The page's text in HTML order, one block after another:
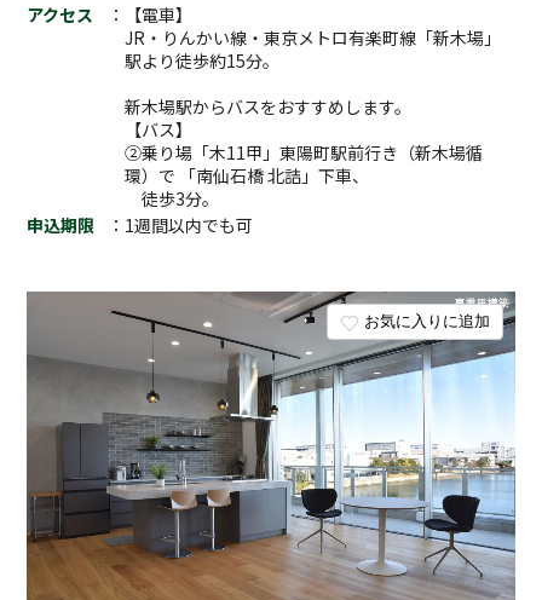
お気に入りに追加
アクセス
：【電車】
JR・りんかい線・東京メトロ有楽町線「新木場」
駅より徒歩約15分。
新木場駅からバスをおすすめします。
【バス】
②乗り場「木11甲」東陽町駅前行き（新木場循
環）で 「南仙石橋 北詰」下車、
徒歩3分。
申込期限
：1週間以内でも可